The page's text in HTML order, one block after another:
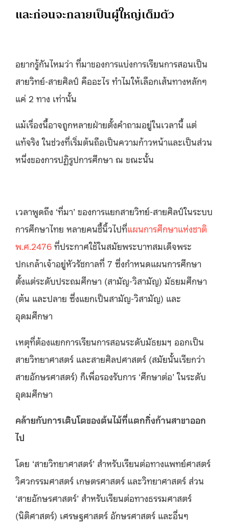
และก่อนจะกลายเป็นผู้ใหญ่เต็มตัว
อยากรู้กันไหมว่า ที่มาของการแบ่งการเรียนการสอนเป็น
สายวิทย์-สายศิลป์ คืออะไร ทำไมให้เลือกเส้นทางหลักๆ
แค่ 2 ทาง เท่านั้น
แม้เรื่องนี้อาจถูกหลายฝ่ายตั้งคำถามอยู่ในเวลานี้ แต่
แท้จริง ในช่วงที่เริ่มต้นถือเป็นความก้าวหน้าและเป็นส่วน
หนึ่งของการปฏิรูปการศึกษา ณ ขณะนั้น
เวลาพูดถึง ‘ที่มา’ ของการแยกสายวิทย์-สายศิลป์ในระบบ
การศึกษาไทย หลายคนชี้นิ้วไปที่แผนการศึกษาแห่งชาติ
พ.ศ.2476 ที่ประกาศใช้ในสมัยพระบาทสมเด็จพระ
ปกเกล้าเจ้าอยู่หัวรัชกาลที่ 7 ซึ่งกำหนดแผนการศึกษา
ตั้งแต่ระดับประถมศึกษา (สามัญ-วิสามัญ) มัธยมศึกษา
(ต้น และปลาย ซึ่งแยกเป็นสามัญ-วิสามัญ) และ
อุดมศึกษา
เหตุที่ต้องแยกการเรียนการสอนระดับมัธยมฯ ออกเป็น
สายวิทยาศาสตร์ และสายศิลปศาสตร์ (สมัยนั้นเรียกว่า
สายอักษรศาสตร์) ก็เพื่อรองรับการ ‘ศึกษาต่อ’ ในระดับ
อุดมศึกษา
คล้ายกับการเติบโตของต้นไม้ที่แตกกิ่งก้านสาขาออก
ไป
โดย ‘สายวิทยาศาสตร์’ สำหรับเรียนต่อทางแพทย์ศาสตร์
วิศวกรรมศาสตร์ เกษตรศาสตร์ และวิทยาศาสตร์ ส่วน
‘สายอักษรศาสตร์’ สำหรับเรียนต่อทางธรรมศาสตร์
(นิติศาสตร์) เศรษฐศาสตร์ อักษรศาสตร์ และอื่นๆ